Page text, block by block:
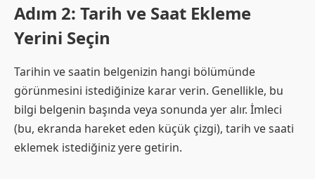
Adım 2: Tarih ve Saat Ekleme
Yerini Seçin
Tarihin ve saatin belgenizin hangi bölümünde
görünmesini istediğinize karar verin. Genellikle, bu
bilgi belgenin başında veya sonunda yer alır. İmleci
(bu, ekranda hareket eden küçük çizgi), tarih ve saati
eklemek istediğiniz yere getirin.